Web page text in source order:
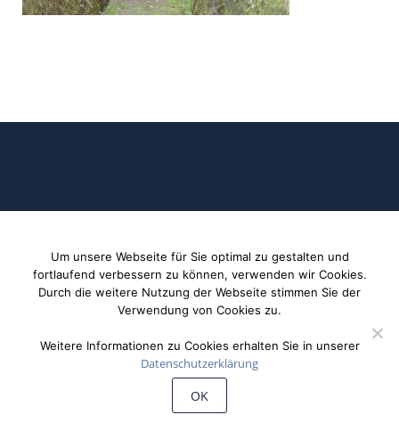
©Wiechert'sche Erdbebenwarte Göttingen
Um unsere Webseite für Sie optimal zu gestalten und
fortlaufend verbessern zu können, verwenden wir Cookies.
Durch die weitere Nutzung der Webseite stimmen Sie der
Verwendung von Cookies zu.
Weitere Informationen zu Cookies erhalten Sie in unserer
Datenschutzerklärung
OK